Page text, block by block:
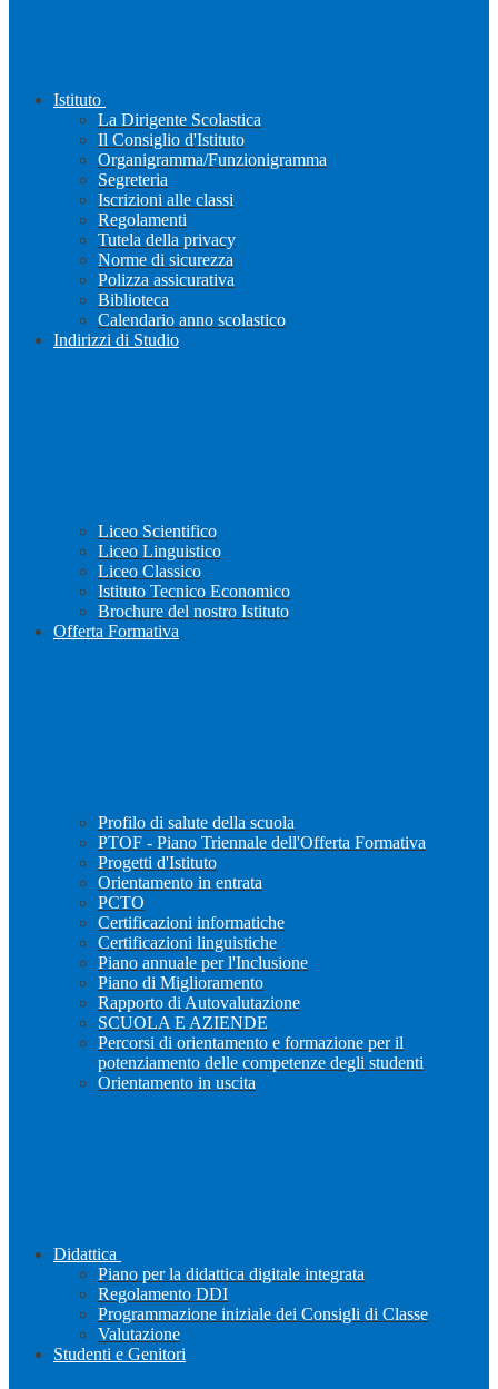
Istituto
La Dirigente Scolastica
Il Consiglio d'Istituto
Organigramma/Funzionigramma
Segreteria
Iscrizioni alle classi
Regolamenti
Tutela della privacy
Norme di sicurezza
Polizza assicurativa
Biblioteca
Calendario anno scolastico
Indirizzi di Studio
Liceo Scientifico
Liceo Linguistico
Liceo Classico
Istituto Tecnico Economico
Brochure del nostro Istituto
Offerta Formativa
Profilo di salute della scuola
PTOF - Piano Triennale dell'Offerta Formativa
Progetti d'Istituto
Orientamento in entrata
PCTO
Certificazioni informatiche
Certificazioni linguistiche
Piano annuale per l'Inclusione
Piano di Miglioramento
Rapporto di Autovalutazione
SCUOLA E AZIENDE
Percorsi di orientamento e formazione per il
potenziamento delle competenze degli studenti
Orientamento in uscita
Didattica
Piano per la didattica digitale integrata
Regolamento DDI
Programmazione iniziale dei Consigli di Classe
Valutazione
Studenti e Genitori